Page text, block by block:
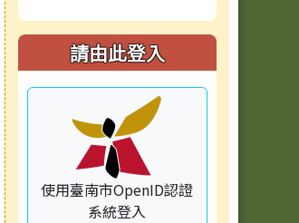
請由此登入
使用臺南市OpenID認證
系統登入